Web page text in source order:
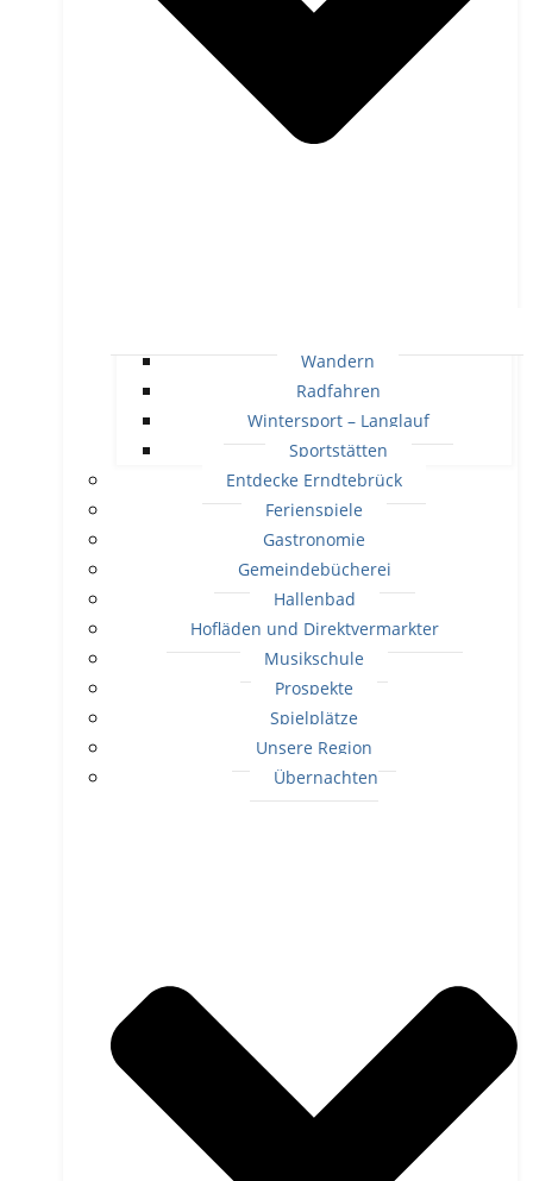
Wandern
Radfahren
Wintersport – Langlauf
Sportstätten
Entdecke Erndtebrück
Ferienspiele
Gastronomie
Gemeindebücherei
Hallenbad
Hofläden und Direktvermarkter
Musikschule
Prospekte
Spielplätze
Unsere Region
Übernachten